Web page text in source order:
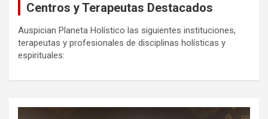
Centros y Terapeutas Destacados
Auspician Planeta Holístico las siguientes instituciones,
terapeutas y profesionales de disciplinas holísticas y
espirituales: